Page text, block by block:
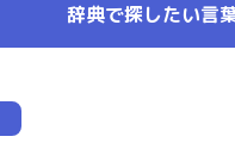
辞典で探したい言